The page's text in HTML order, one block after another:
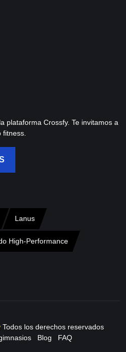
plataforma Crossfy. Te invitamos a
fitness.
Lanus
High-Performance
Todos los derechos reservados
Blog FAQ